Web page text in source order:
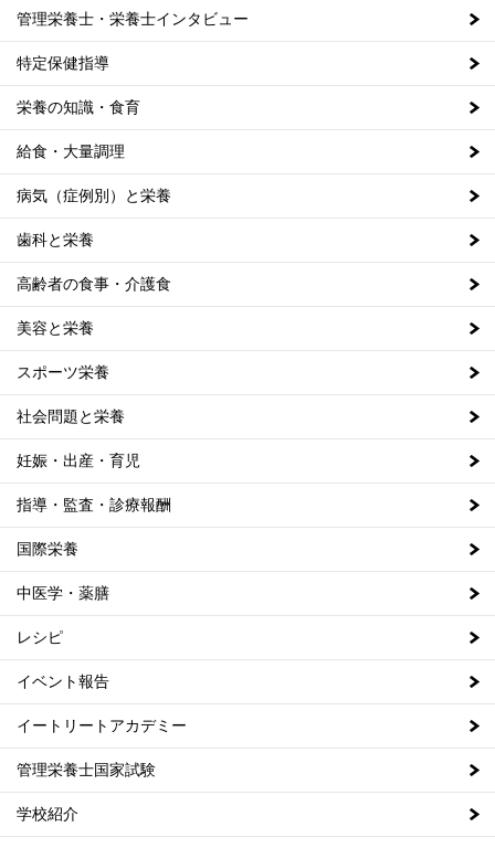
管理栄養士・栄養士インタビュー
特定保健指導
栄養の知識・食育
給食・大量調理
病気（症例別）と栄養
歯科と栄養
高齢者の食事・介護食
美容と栄養
スポーツ栄養
社会問題と栄養
妊娠・出産・育児
指導・監査・診療報酬
国際栄養
中医学・薬膳
レシピ
イベント報告
イートリートアカデミー
管理栄養士国家試験
学校紹介